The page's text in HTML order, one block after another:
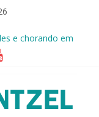
e chorando em